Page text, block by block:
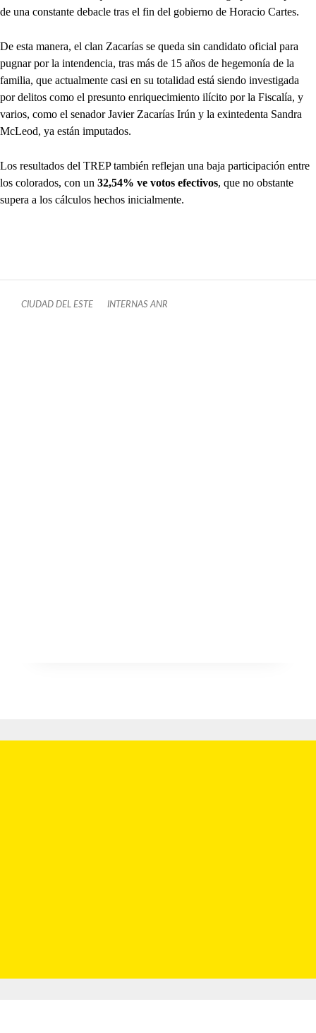
de una constante debacle tras el fin del gobierno de Horacio Cartes.
De esta manera, el clan Zacarías se queda sin candidato oficial para
pugnar por la intendencia, tras más de 15 años de hegemonía de la
familia, que actualmente casi en su totalidad está siendo investigada
por delitos como el presunto enriquecimiento ilícito por la Fiscalía, y
varios, como el senador Javier Zacarías Irún y la exintedenta Sandra
McLeod, ya están imputados.
Los resultados del TREP también reflejan una baja participación entre
los colorados, con un 32,54% ve votos efectivos, que no obstante
supera a los cálculos hechos inicialmente.
CIUDAD DEL ESTE INTERNAS ANR